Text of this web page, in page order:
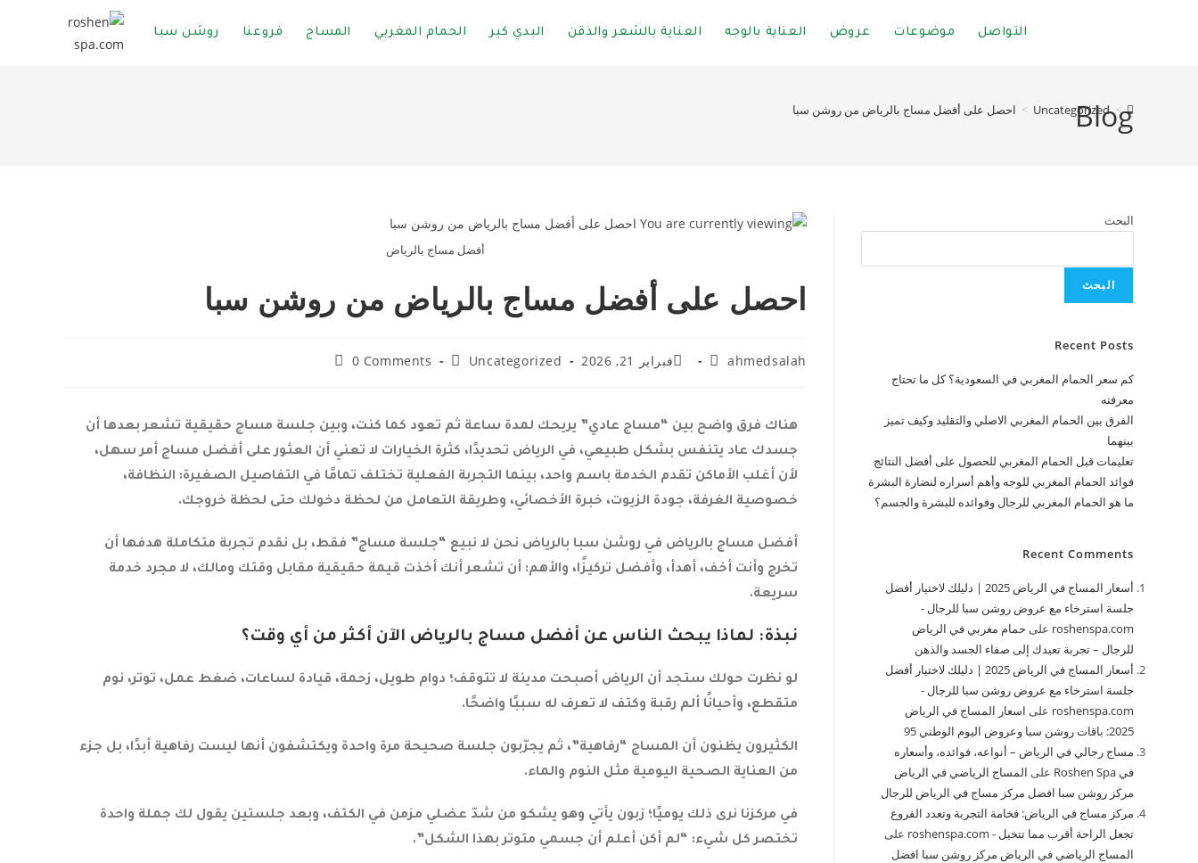
روشن سبا فروعنا المساج الحمام المغربي البدي كير العناية بالشعر والذقن العناية بالوجه عروض موضوعات التواصل
Blog
>
Uncategorized
> احصل على أفضل مساج بالرياض من روشن سبا
أفضل مساج بالرياض
احصل على أفضل مساج بالرياض من روشن سبا
ahmedsalah فبراير 21, 2026 Uncategorized
0 Comments
هناك فرق واضح بين “مساج عادي” يريحك لمدة ساعة ثم تعود كما كنت، وبين جلسة مساج حقيقية تشعر بعدها أن
جسدك عاد يتنفس بشكل طبيعي، في الرياض تحديدًا، كثرة الخيارات لا تعني أن العثور على أفضل مساج أمر سهل،
لأن أغلب الأماكن تقدم الخدمة باسم واحد، بينما التجربة الفعلية تختلف تمامًا في التفاصيل الصغيرة: النظافة،
خصوصية الغرفة، جودة الزيوت، خبرة الأخصائي، وطريقة التعامل من لحظة دخولك حتى لحظة خروجك.
أفضل مساج بالرياض في روشن سبا بالرياض نحن لا نبيع “جلسة مساج” فقط، بل نقدم تجربة متكاملة هدفها أن
تخرج وأنت أخف، أهدأ، وأفضل تركيزًا، والأهم: أن تشعر أنك أخذت قيمة حقيقية مقابل وقتك ومالك، لا مجرد خدمة
سريعة.
نبذة: لماذا يبحث الناس عن أفضل مساج بالرياض الآن أكثر من أي وقت؟
لو نظرت حولك ستجد أن الرياض أصبحت مدينة لا تتوقف؛ دوام طويل، زحمة، قيادة لساعات، ضغط عمل، توتر، نوم
متقطع، وأحيانًا ألم رقبة وكتف لا تعرف له سببًا واضحًا.
الكثيرون يظنون أن المساج “رفاهية”، ثم يجرّبون جلسة صحيحة مرة واحدة ويكتشفون أنها ليست رفاهية أبدًا، بل جزء
من العناية الصحية اليومية مثل النوم والماء.
في مركزنا نرى ذلك يوميًا؛ زبون يأتي وهو يشكو من شدّ عضلي مزمن في الكتف، وبعد جلستين يقول لك جملة واحدة
تختصر كل شيء: “لم أكن أعلم أن جسمي متوتر بهذا الشكل”.
البحث
البحث
Recent Posts
كم سعر الحمام المغربي في السعودية؟ كل ما تحتاج
معرفته
الفرق بين الحمام المغربي الاصلي والتقليد وكيف تميز
بينهما
تعليمات قبل الحمام المغربي للحصول على أفضل النتائج
فوائد الحمام المغربي للوجه وأهم أسراره لنضارة البشرة
ما هو الحمام المغربي للرجال وفوائده للبشرة والجسم؟
Recent Comments
أسعار المساج في الرياض 2025 | دليلك لاختيار أفضل
جلسة استرخاء مع عروض روشن سبا للرجال -
roshenspa.com على حمام مغربي في الرياض
للرجال – تجربة تعيدك إلى صفاء الجسد والذهن
أسعار المساج في الرياض 2025 | دليلك لاختيار أفضل
جلسة استرخاء مع عروض روشن سبا للرجال -
roshenspa.com على اسعار المساج في الرياض
2025: باقات روشن سبا وعروض اليوم الوطني 95
مساج رجالي في الرياض – أنواعه، فوائده، وأسعاره
في Roshen Spa
على المساج الرياضي في الرياض
مركز روشن سبا افضل مركز مساج في الرياض للرجال
مركز مساج في الرياض: فخامة التجربة وتعدد الفروع
تجعل الراحة أقرب مما تتخيل - roshenspa.com
على
المساج الرياضي في الرياض مركز روشن سبا افضل